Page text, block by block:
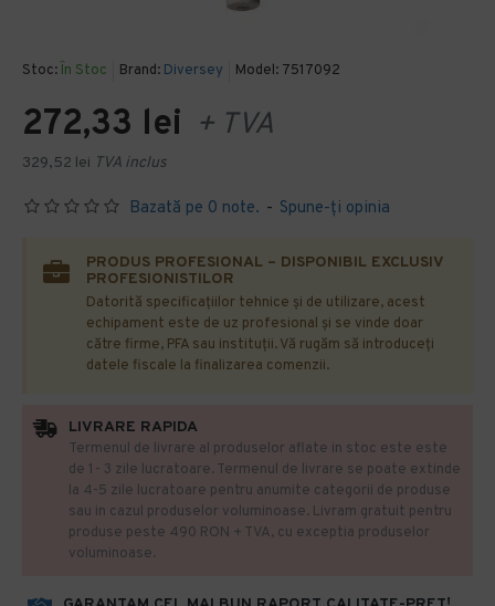
Stoc: În Stoc Brand: Diversey Model: 7517092
Bazată pe 0 note. - Spune-ţi opinia
272,33 lei + TVA
329,52 lei TVA inclus
PRODUS PROFESIONAL – DISPONIBIL EXCLUSIV
PROFESIONISTILOR
Datorită specificațiilor tehnice și de utilizare, acest
echipament este de uz profesional și se vinde doar
către firme, PFA sau instituții. Vă rugăm să introduceți
datele fiscale la finalizarea comenzii.
LIVRARE RAPIDA
Termenul de livrare al produselor aflate in stoc este este
de 1- 3 zile lucratoare. Termenul de livrare se poate extinde
la 4-5 zile lucratoare pentru anumite categorii de produse
sau in cazul produselor voluminoase. Livram gratuit pentru
produse peste 490 RON + TVA, cu exceptia produselor
voluminoase.